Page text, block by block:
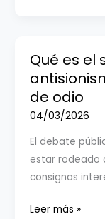
EXTREMA
IZQUIERDA.
teocracia,
feminicidio,
lgtbfobia
y
Qué es el
de odio
04/03/2026
El debate
estar rodeado
consignas
Qué
Leer más »